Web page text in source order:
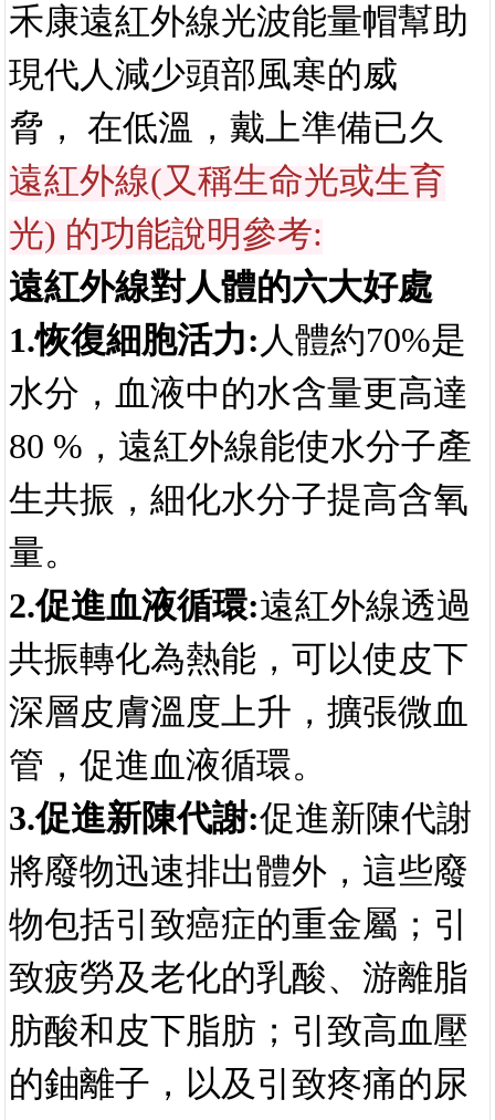
脅， 在低溫，戴上準備已久
遠紅外線(又稱生命光或生育
光) 的功能說明參考:
遠紅外線對人體的六大好處
1.恢復細胞活力:人體約
水分，血液中的水含量更高達
80 %，遠紅外線能使水分子產
生共振，細化水分子提高含氧
量。
2.促進血液循環:遠紅外線透過
共振轉化為熱能，可以使皮下
深層皮膚溫度上升，擴張微血
管，促進血液循環。
3.促進新陳代謝:促進新陳代謝
將廢物迅速排出體外，這些廢
物包括引致癌症的重金屬；引
致疲勞及老化的乳酸、游離脂
肪酸和皮下脂肪；引致高血壓
的鈾離子，以及引致疼痛的尿
酸。
4.舒緩酸痛疼痛:遠紅外線透過